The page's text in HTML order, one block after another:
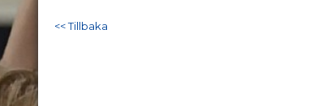
<< Tillbaka